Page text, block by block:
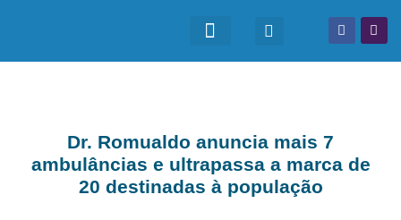
Dr. Romualdo anuncia mais 7
ambulâncias e ultrapassa a marca de
20 destinadas à população